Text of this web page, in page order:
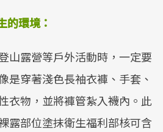
的環境：
山露營等戶外活動時，一定要
是穿著淺色長袖衣褲、手套、
衣物，並將褲管紮入襪內。此
露部位塗抹衛生福利部核可含